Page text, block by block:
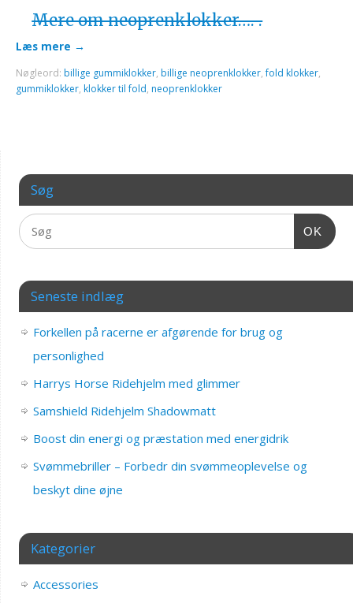
Mere om neoprenklokker…. .
Læs mere →
Nøgleord: billige gummiklokker, billige neoprenklokker,fold klokker,
gummiklokker, klokker til fold, neoprenklokker
Søg
OK
Seneste indlæg
Forkellen på racerne er afgørende for brug og
personlighed
Harrys Horse Ridehjelm med glimmer
Samshield Ridehjelm Shadowmatt
Boost din energi og præstation med energidrik
Svømmebriller – Forbedr din svømmeoplevelse og
beskyt dine øjne
Kategorier
Accessories